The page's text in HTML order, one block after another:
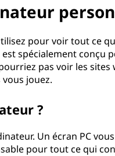
pour voir tout ce
spécialement conçu
pas voir les sites
jouez.
?
Un écran PC
pour tout ce qui